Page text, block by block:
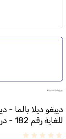
دييغو ديلا بالما -
للغاية رقم 182 - دريم أون